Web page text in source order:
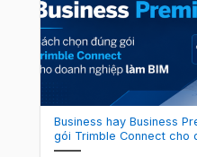
Business hay Business
gói Trimble Connect cho